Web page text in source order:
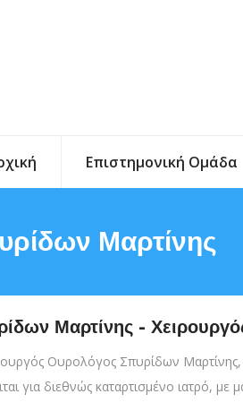
Επιστημονική Ομάδα
Μαρτίνης
Μαρτίνης -
Ουρολόγος Σπυρίδων Μαρτίνης,
για διεθνώς καταρτισμένο ιατρό,